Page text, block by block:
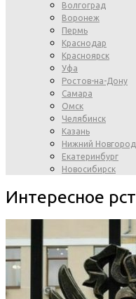
Волгоград
Воронеж
Пермь
Краснодар
Красноярск
Уфа
Ростов-на-Дону
Самара
Омск
Челябинск
Казань
Нижний Новгород
Екатеринбург
Новосибирск
Интересное рст